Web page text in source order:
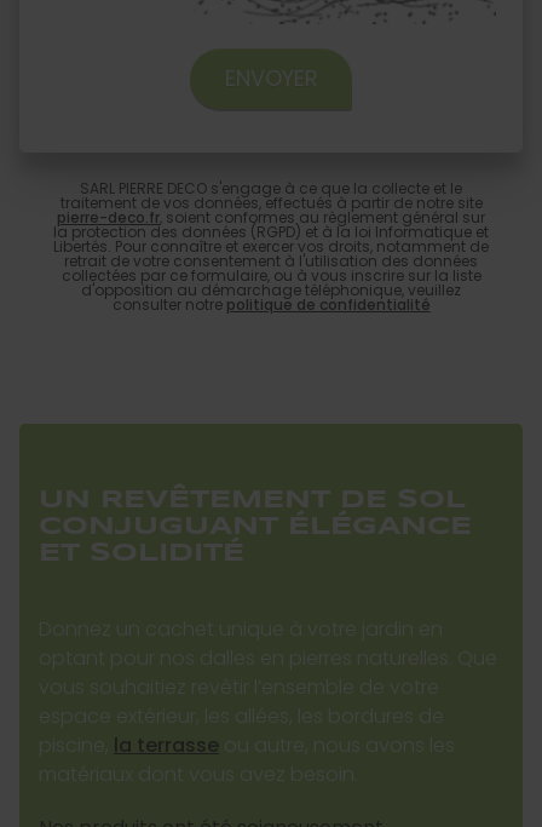
SARL PIERRE DECO s'engage à ce que la collecte et le
traitement de vos données, effectués à partir de notre site
pierre-deco.fr, soient conformes au règlement général sur
la protection des données (RGPD) et à la loi Informatique et
Libertés. Pour connaître et exercer vos droits, notamment de
retrait de votre consentement à l'utilisation des données
collectées par ce formulaire, ou à vous inscrire sur la liste
d'opposition au démarchage téléphonique, veuillez
consulter notre politique de confidentialité
UN REVÊTEMENT DE SOL
CONJUGUANT ÉLÉGANCE
ET SOLIDITÉ
Donnez un cachet unique à votre jardin en
optant pour nos dalles en pierres naturelles. Que
vous souhaitiez revêtir l’ensemble de votre
espace extérieur, les allées, les bordures de
piscine, la terrasse ou autre, nous avons les
matériaux dont vous avez besoin.